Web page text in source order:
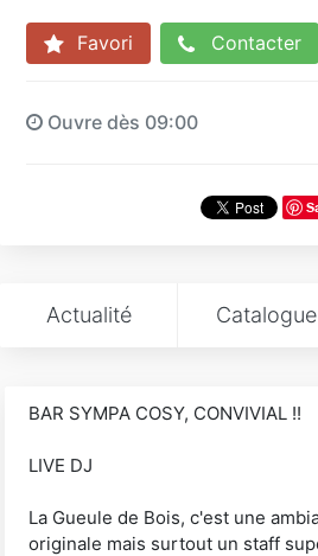
Favori Contacter
Ouvre dès 09:00
Actualité Catalogue
BAR SYMPA COSY, CONVIVIAL !!
LIVE DJ
La Gueule de Bois, c'est une
originale mais surtout un staff